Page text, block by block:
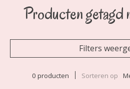
Producten getagd
Filters
0 producten Sorteren op